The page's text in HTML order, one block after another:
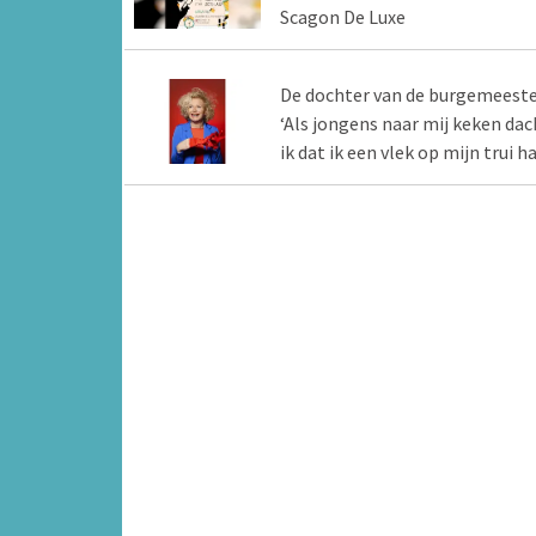
Scagon De Luxe
De dochter van de
‘Als jongens naar mij keken
ik dat ik een vlek op mijn trui